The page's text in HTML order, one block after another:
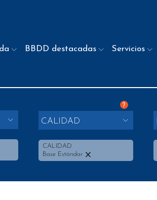
BBDD destacadas Servicios
?
CALIDAD
CALIDAD
Base Estándar